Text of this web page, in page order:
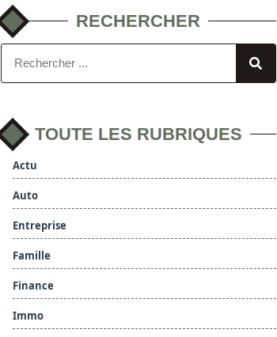
RECHERCHER
TOUTE LES RUBRIQUES
Actu
Auto
Entreprise
Famille
Finance
Immo